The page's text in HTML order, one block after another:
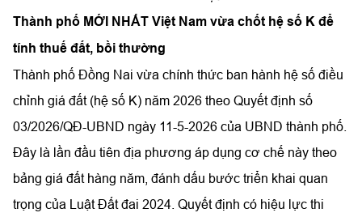
Thành phố MỚI NHẤT Việt Nam vừa chốt hệ số K để
tính thuế đất, bồi thường
Thành phố Đồng Nai vừa chính thức ban hành hệ số điều
chỉnh giá đất (hệ số K) năm 2026 theo Quyết định số
03/2026/QĐ-UBND ngày 11-5-2026 của UBND thành phố.
Đây là lần đầu tiên địa phương áp dụng cơ chế này theo
bảng giá đất hàng năm, đánh dấu bước triển khai quan
trọng của Luật Đất đai 2024. Quyết định có hiệu lực thi